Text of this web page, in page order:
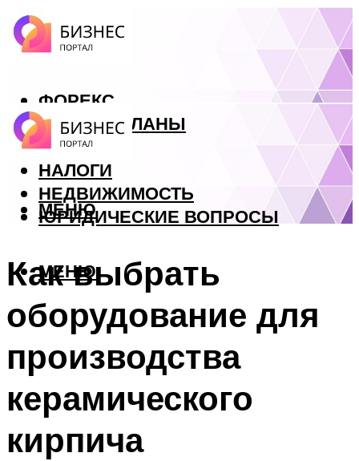
ФОРЕКС
БИЗНЕС ПЛАНЫ
КРЕДИТЫ
НАЛОГИ
НЕДВИЖИМОСТЬ
ЮРИДИЧЕСКИЕ ВОПРОСЫ
МЕНЮ
МЕНЮ
Как выбрать
оборудование для
производства
керамического
кирпича